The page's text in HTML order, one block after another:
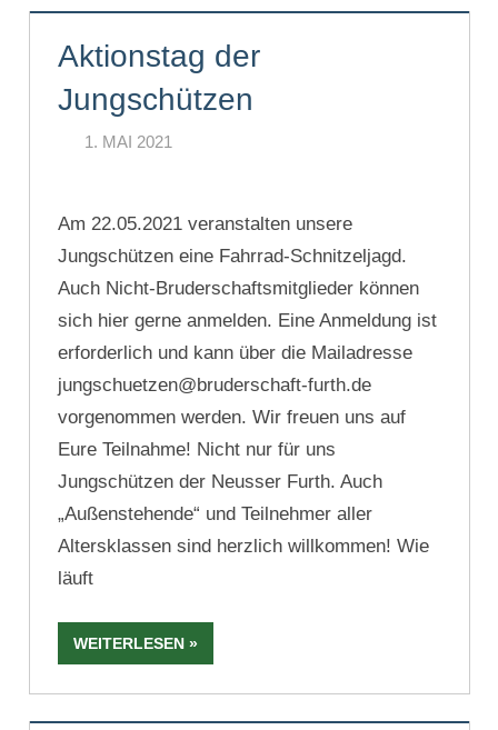
Aktionstag der
Jungschützen
1. MAI 2021
Am 22.05.2021 veranstalten unsere
Jungschützen eine Fahrrad-Schnitzeljagd.
Auch Nicht-Bruderschaftsmitglieder können
sich hier gerne anmelden. Eine Anmeldung ist
erforderlich und kann über die Mailadresse
jungschuetzen@bruderschaft-furth.de
vorgenommen werden. Wir freuen uns auf
Eure Teilnahme! Nicht nur für uns
Jungschützen der Neusser Furth. Auch
„Außenstehende“ und Teilnehmer aller
Altersklassen sind herzlich willkommen! Wie
läuft
WEITERLESEN